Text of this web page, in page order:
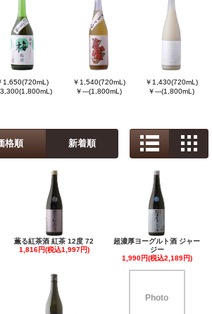
1,650(720mL)
3,300(1,800mL)
￥1,540(720mL)
￥---(1,800mL)
￥1,430(720mL)
￥---(1,800mL)
格順 新着順
薫る紅茶酒 紅茶 12度 72
1,816円(税込1,997円)
超濃厚ヨーグルト酒 ジャー
ジー
1,990円(税込2,189円)
Photo